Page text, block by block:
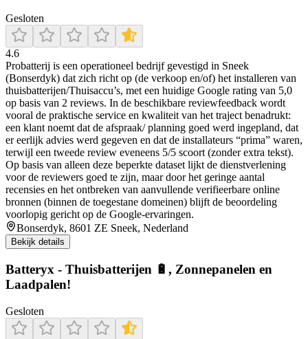
Gesloten
4.6
Probatterij is een operationeel bedrijf gevestigd in Sneek
(Bonserdyk) dat zich richt op (de verkoop en/of) het installeren van
thuisbatterijen/Thuisaccu’s, met een huidige Google rating van 5,0
op basis van 2 reviews. In de beschikbare reviewfeedback wordt
vooral de praktische service en kwaliteit van het traject benadrukt:
een klant noemt dat de afspraak/ planning goed werd ingepland, dat
er eerlijk advies werd gegeven en dat de installateurs “prima” waren,
terwijl een tweede review eveneens 5/5 scoort (zonder extra tekst).
Op basis van alleen deze beperkte dataset lijkt de dienstverlening
voor de reviewers goed te zijn, maar door het geringe aantal
recensies en het ontbreken van aanvullende verifieerbare online
bronnen (binnen de toegestane domeinen) blijft de beoordeling
voorlopig gericht op de Google-ervaringen.
Bonserdyk, 8601 ZE Sneek, Nederland
Bekijk details
Batteryx - Thuisbatterijen 🔋, Zonnepanelen en
Laadpalen!
Gesloten